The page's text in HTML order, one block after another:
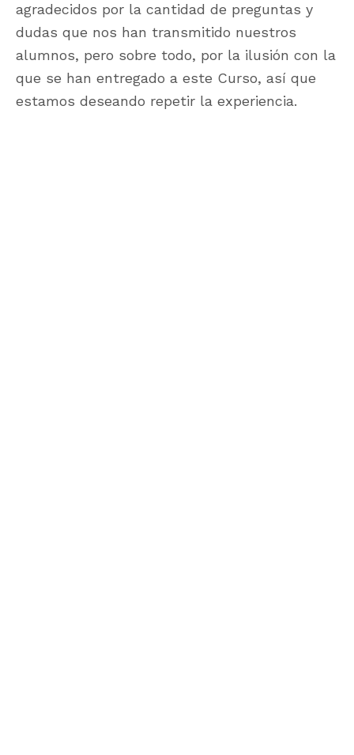
agradecidos por la cantidad de preguntas y
dudas que nos han transmitido nuestros
alumnos, pero sobre todo, por la ilusión con la
que se han entregado a este Curso, así que
estamos deseando repetir la experiencia.